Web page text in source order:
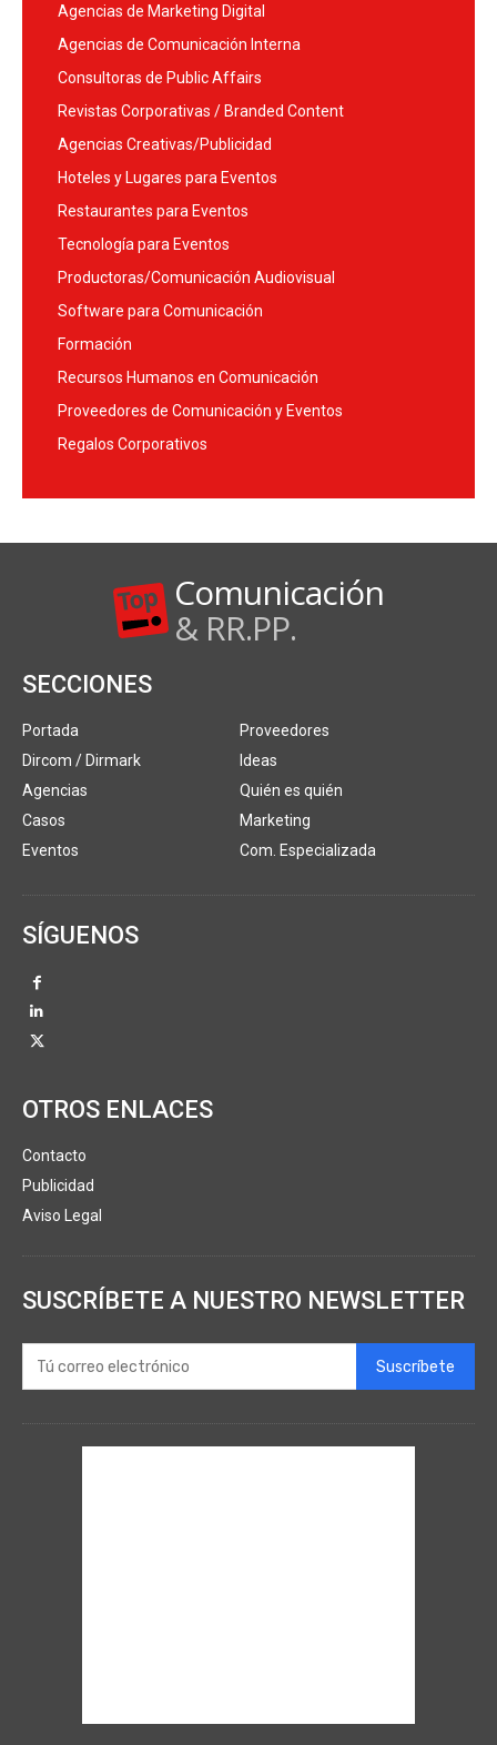
Agencias de Marketing Digital
Agencias de Comunicación Interna
Consultoras de Public Affairs
Revistas Corporativas / Branded Content
Agencias Creativas/Publicidad
Hoteles y Lugares para Eventos
Restaurantes para Eventos
Tecnología para Eventos
Productoras/Comunicación Audiovisual
Software para Comunicación
Formación
Recursos Humanos en Comunicación
Proveedores de Comunicación y Eventos
Regalos Corporativos
Comunicación
& RR.PP.
SECCIONES
Portada
Dircom / Dirmark
Agencias
Casos
Eventos
Proveedores
Ideas
Quién es quién
Marketing
Com. Especializada
SÍGUENOS
OTROS ENLACES
Contacto
Publicidad
Aviso Legal
SUSCRÍBETE A NUESTRO NEWSLETTER
Suscríbete